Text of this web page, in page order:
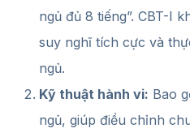
ngủ đủ 8 tiếng”. CBT-I
suy nghĩ tích cực và
ngủ.
Kỹ thuật hành vi: Bao
ngủ, giúp điều chỉnh